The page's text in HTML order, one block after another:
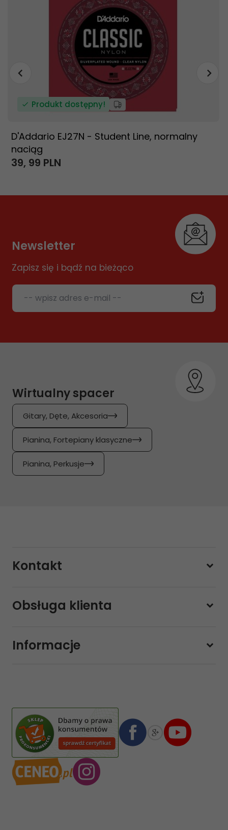
Produkt dostępny!
D'Addario EJ27N - Student Line, normalny
naciąg
39, 99 PLN
Newsletter
Zapisz się i bądź na bieżąco
-- wpisz adres e-mail --
Wirtualny spacer
Gitary, Dęte, Akcesoria
Pianina, Fortepiany klasyczne
Pianina, Perkusje
Kontakt
228800000
sklep@sklep-muzyczny.com.pl
08 1140 2004 0000 3102 4903 0792
Obsługa klienta
Informacje